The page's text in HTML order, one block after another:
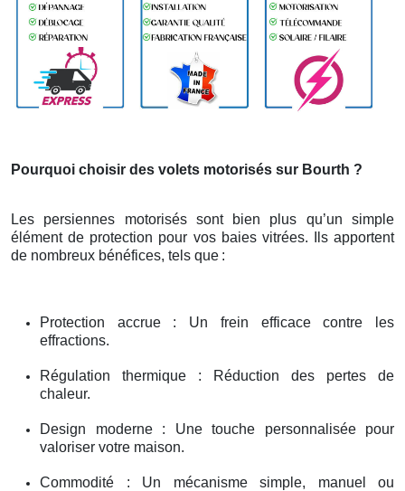
Pourquoi choisir des volets motorisés sur Bourth ?
Les persiennes motorisés sont bien plus qu’un simple
élément de protection pour vos baies vitrées. Ils apportent
de nombreux bénéfices, tels que :
Protection accrue : Un frein efficace contre les
effractions.
Régulation thermique : Réduction des pertes de
chaleur.
Design moderne : Une touche personnalisée pour
valoriser votre maison.
Commodité : Un mécanisme simple, manuel ou